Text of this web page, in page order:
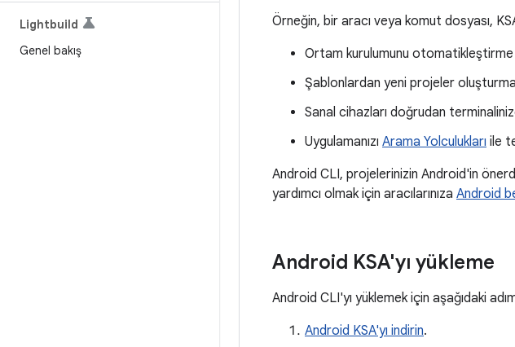
Lightbuild
Genel bakış
Örneğin, bir aracı veya komut dosyası,
Ortam kurulumunu otomatikleştirme
Şablonlardan yeni projeler oluşturma
Sanal cihazları doğrudan
Uygulamanızı Arama Yolculukları ile
Android CLI, projelerinizin Android'in
yardımcı olmak için aracılarınıza Android
Android KSA'yı yükleme
Android CLI'yı yüklemek için aşağıdaki
Android KSA'yı indirin.